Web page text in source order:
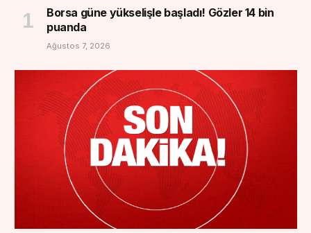
Borsa güne yükselişle başladı! Gözler 14 bin
puanda
Ağustos 7, 2026